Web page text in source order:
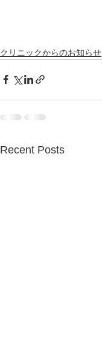
クリニックからのお知らせ
Recent Posts